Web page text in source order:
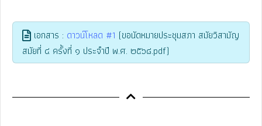
เอกสาร : ดาวน์โหลด #1 (ขอนัดหมายประชุมสภา สมัยวิสามัญ
สมัยที่ ๔ ครั้งที่ ๑ ประจำปี พ.ศ. ๒๕๖๘.pdf)